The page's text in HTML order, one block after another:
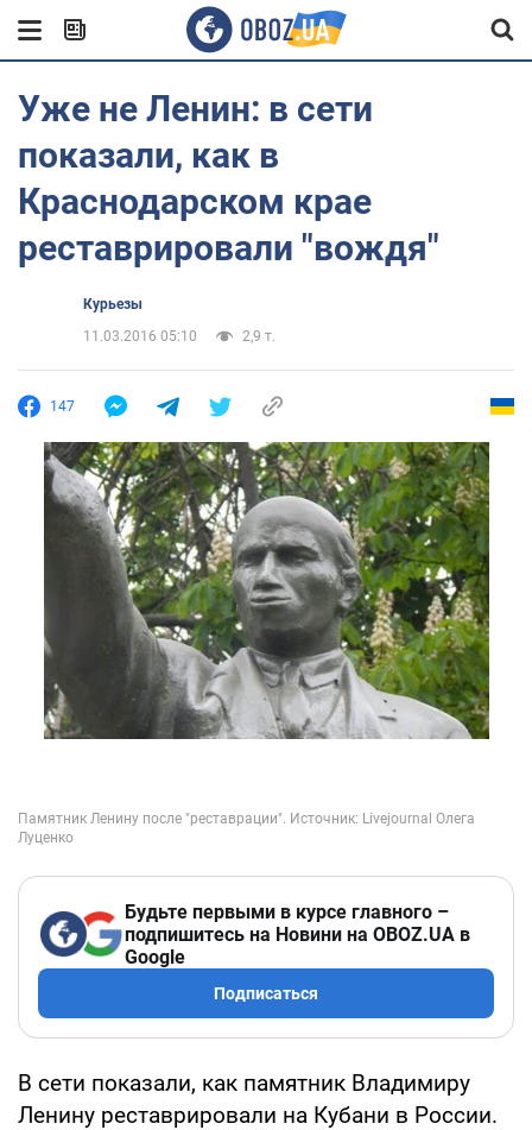
Уже не Ленин: в сети
показали, как в
Краснодарском крае
реставрировали "вождя"
Курьезы
11.03.2016 05:10
2,9 т.
147
Будьте первыми в курсе главного –
подпишитесь на Новини на OBOZ.UA в
Google
Подписаться
В сети показали, как памятник Владимиру
Ленину реставрировали на Кубани в России.